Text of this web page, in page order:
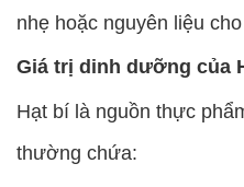
nhẹ hoặc nguyên liệu
Giá trị dinh dưỡng của
Hạt bí là nguồn thực
thường chứa: